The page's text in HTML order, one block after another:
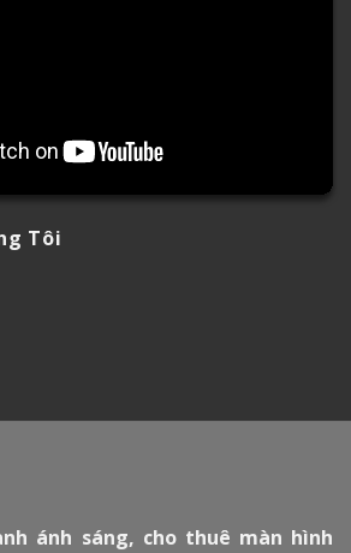
Tôi
ánh sáng, cho thuê màn hình